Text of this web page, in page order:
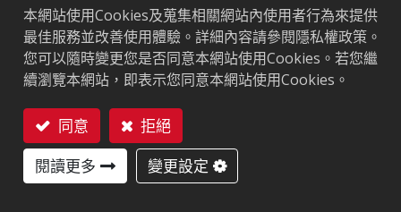
ARC認證
F I L O Q R W5
應用領域
品牌保護標籤 供應鏈管理
本網站使用Cookies及蒐集相關網站內使用者行為來提供
最佳服務並改善使用體驗。詳細內容請參閱隱私權政策。
您可以隨時變更您是否同意本網站使用Cookies。若您繼
續瀏覽本網站，即表示您同意本網站使用Cookies。
同意
拒絕
閱讀更多
變更設定